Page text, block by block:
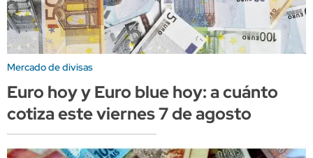
Mercado de divisas
Euro hoy y Euro blue hoy: a cuánto
cotiza este viernes 7 de agosto